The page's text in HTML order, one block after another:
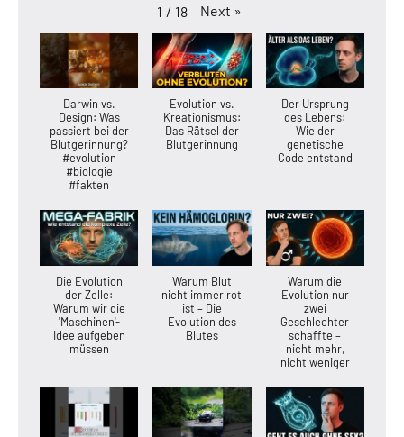
1 / 18 Next »
Darwin vs.
Design: Was
passiert bei der
Blutgerinnung?
#evolution
#biologie
#fakten
Evolution vs.
Kreationismus:
Das Rätsel der
Blutgerinnung
Der Ursprung
des Lebens:
Wie der
genetische
Code entstand
Die Evolution
der Zelle:
Warum wir die
'Maschinen'-
Idee aufgeben
müssen
Warum Blut
nicht immer rot
ist – Die
Evolution des
Blutes
Warum die
Evolution nur
zwei
Geschlechter
schaffte –
nicht mehr,
nicht weniger